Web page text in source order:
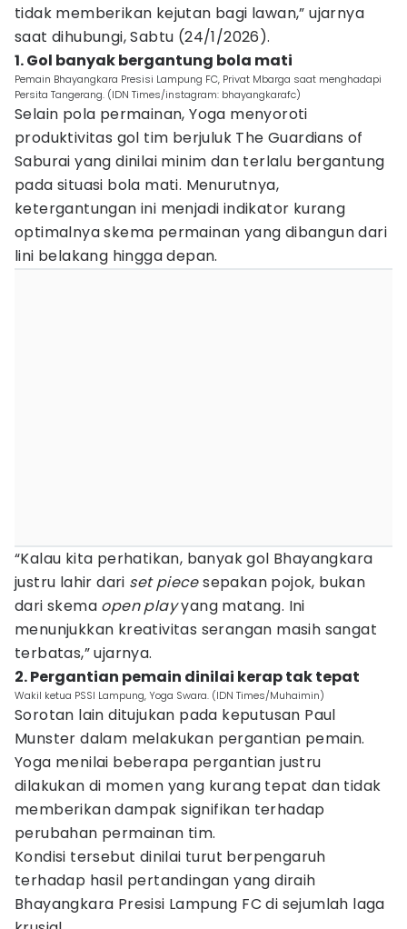
tidak memberikan kejutan bagi lawan,” ujarnya
saat dihubungi, Sabtu (24/1/2026).
1. Gol banyak bergantung bola mati
Pemain Bhayangkara Presisi Lampung FC, Privat Mbarga saat menghadapi
Persita Tangerang. (IDN Times/instagram: bhayangkarafc)
Selain pola permainan, Yoga menyoroti
produktivitas gol tim berjuluk The Guardians of
Saburai yang dinilai minim dan terlalu bergantung
pada situasi bola mati. Menurutnya,
ketergantungan ini menjadi indikator kurang
optimalnya skema permainan yang dibangun dari
lini belakang hingga depan.
“Kalau kita perhatikan, banyak gol Bhayangkara
justru lahir dari set piecesepakan pojok, bukan
dari skema open playyang matang. Ini
menunjukkan kreativitas serangan masih sangat
terbatas,” ujarnya.
2. Pergantian pemain dinilai kerap tak tepat
Wakil ketua PSSI Lampung, Yoga Swara. (IDN Times/Muhaimin)
Sorotan lain ditujukan pada keputusan Paul
Munster dalam melakukan pergantian pemain.
Yoga menilai beberapa pergantian justru
dilakukan di momen yang kurang tepat dan tidak
memberikan dampak signifikan terhadap
perubahan permainan tim.
Kondisi tersebut dinilai turut berpengaruh
terhadap hasil pertandingan yang diraih
Bhayangkara Presisi Lampung FC di sejumlah laga